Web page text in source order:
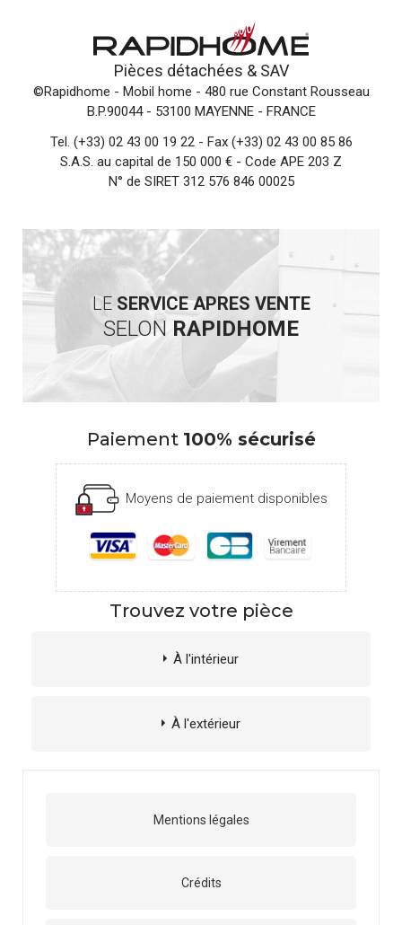
Pièces détachées & SAV
©Rapidhome - Mobil home - 480 rue Constant Rousseau
B.P.90044 - 53100 MAYENNE - FRANCE
Tel. (+33) 02 43 00 19 22- Fax (+33) 02 43 00 85 86
S.A.S. au capital de 150 000 € - Code APE 203 Z
N° de SIRET 312 576 846 00025
LE SERVICE APRES VENTE
SELON RAPIDHOME
Paiement 100% sécurisé
Moyens de paiement disponibles
Trouvez votre pièce
À l'intérieur
À l'extérieur
Mentions légales
Crédits